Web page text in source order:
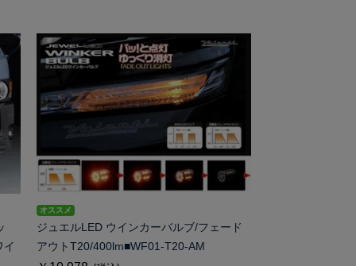
イ
オススメ
ジュエルLED ウインカーバルブ/フェード
アウトT20/400lm■WF01-T20-AM